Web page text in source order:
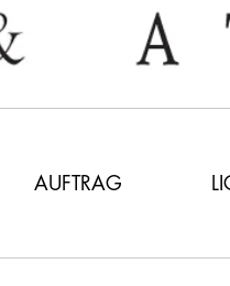
AUFTRAG